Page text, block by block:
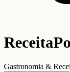
Receita
Gastronomia &